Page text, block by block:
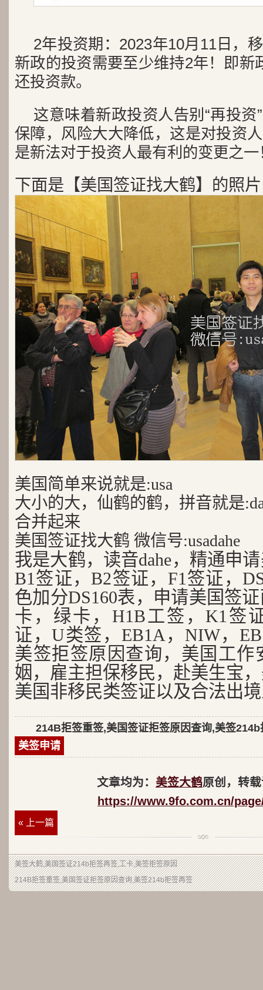
2年投资期：2023年10月11日，
新政的投资需要至少维持2年！即新
还投资款。
这意味着新政投资人告别“再投资
保障，风险大大降低，这是对投资
是新法对于投资人最有利的变更之一
下面是【美国签证找大鹤】的照片
美国简单来说就是:usa
大小的大，仙鹤的鹤，拼音就是
合并起来
美国签证找大鹤 微信号:usadahe
我是大鹤，读音dahe，精通申
B1签证，B2签证，F1签证，
色加分DS160表，申请美国签
卡，绿卡，H1B工签，K1签
证，U类签，EB1A，NIW，
美签拒签原因查询，美国工作
姻，雇主担保移民，赴美生宝
美国非移民类签证以及合法出
214B拒签重签,美国签证拒签原因查询,美签214b
美签申请
文章均为： 美签大鹤原创，转
https://www.9fo.com.cn/
« 上一篇
美签大鹤,美国签证214b拒签再签,工卡,美签拒签原因
214B拒签重签,美国签证拒签原因查询,美签214b拒签再签